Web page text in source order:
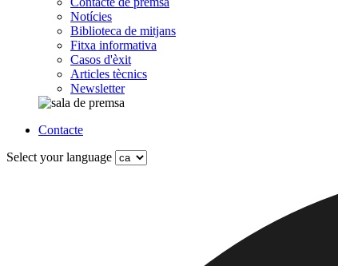
Notícies
Biblioteca de mitjans
Fitxa informativa
Casos d'èxit
Articles tècnics
Newsletter
Contacte
Select your language